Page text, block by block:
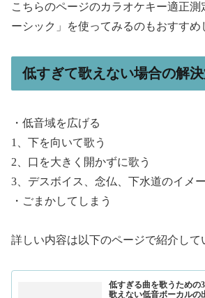
こちらのページのカラオケキー適正
ーシック」を使ってみるのもおすすめ
低すぎて歌えない場合の解
・低音域を広げる
1、下を向いて歌う
2、口を大きく開かずに歌う
3、デスボイス、念仏、下水道のイメ
・ごまかしてしまう
詳しい内容は以下のページで紹介して
低すぎる曲を歌うための
歌えない低音ボーカルの